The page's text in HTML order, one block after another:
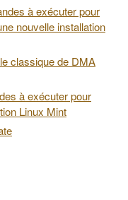
à exécuter pour
nouvelle installation
classique de DMA
à exécuter pour
Linux Mint